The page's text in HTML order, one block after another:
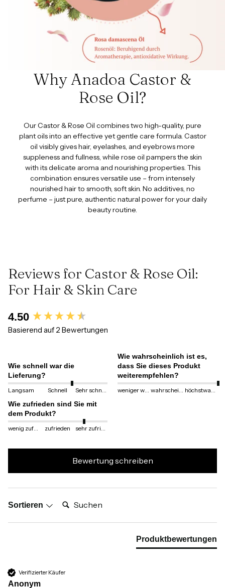
Why Anadoa Castor &
Rose Oil?
Our Castor & Rose Oil combines two high-quality, pure
plant oils into an effective yet gentle care formula. Castor
oil visibly gives hair, eyelashes, and eyebrows more
suppleness and fullness, while rose oil pampers the skin
with its delicate aroma and nourishing properties. This
combination ensures versatile use – from intensely
nourished hair to smooth, soft skin. No additives, no
perfume – just pure, authentic natural power for your daily
beauty routine.
Reviews for Castor & Rose Oil:
For Hair & Skin Care
4.50
Basierend auf 2 Bewertungen
Wie schnell war die
Lieferung?
Langsam Schnell Sehr schnell
Wie wahrscheinlich ist es,
dass Sie dieses Produkt
weiterempfehlen?
weniger wahrscheinlich wahrscheinlich höchstwahrscheinlich
Wie zufrieden sind Sie mit
dem Produkt?
wenig zufrieden zufrieden sehr zufrieden
Bewertung schreiben
Sortieren
Suchen:
Produktbewertungen
Verifizierter Käufer
Anonym
New content loaded